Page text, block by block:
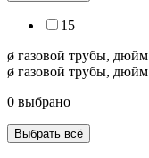
15
ø газовой трубы, дюйм
ø газовой трубы, дюйм
0 выбрано
Выбрать всё